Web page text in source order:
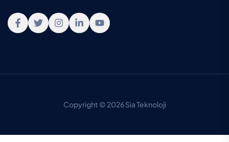
Copyright © 2026 Sia Teknoloji